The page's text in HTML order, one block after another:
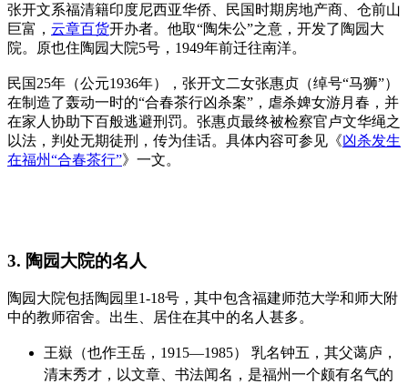
张开文系福清籍印度尼西亚华侨、民国时期房地产商、仓前山
巨富， 云章百货开办者。 他取“陶朱公”之意，开发了陶园大
院。原也住陶园大院5号，1949年前迁往南洋。
民国25年（公元1936年），张开文二女张惠贞（绰号“马狮”）
在制造了轰动一时的“合春茶行凶杀案”，虐杀婢女游月春，并
在家人协助下百般逃避刑罚。张惠贞最终被检察官卢文华绳之
以法，判处无期徒刑，传为佳话。具体内容可参见《凶杀发生
在福州“合春茶行”》一文。
3. 陶园大院的名人
陶园大院包括陶园里1-18号，其中包含福建师范大学和师大附
中的教师宿舍。出生、居住在其中的名人甚多。
王嶽（也作王岳，1915—1985） 乳名钟五， 其父蔼庐，
清末秀才，以文章、书法闻名，是福州一个颇有名气的